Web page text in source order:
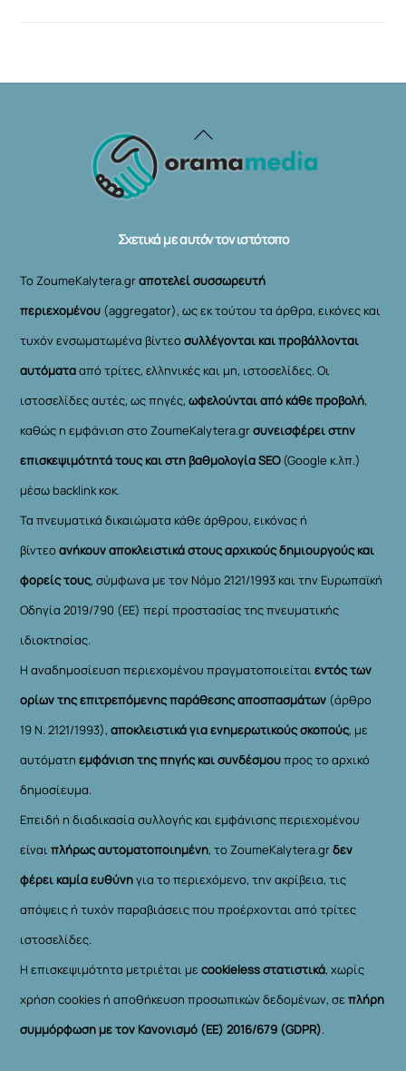
Back
To
Σχετικά με αυτόν τον ιστότοπο
Το ZoumeKalytera.grαποτελεί συσσωρευτή
περιεχομένου (aggregator), ως εκ τούτου τα άρθρα, εικόνες και
τυχόν ενσωματωμένα βίντεοσυλλέγονται και προβάλλονται
αυτόματααπό τρίτες, ελληνικές και μη, ιστοσελίδες. Οι
ιστοσελίδες αυτές, ως πηγές,ωφελούνται από κάθε προβολή,
καθώς η εμφάνιση στο ZoumeKalytera.grσυνεισφέρει στην
επισκεψιμότητά τους και στη βαθμολογία SEO(Google κ.λπ.)
μέσω backlink κοκ.
Τα πνευματικά δικαιώματα κάθε άρθρου, εικόνας ή
βίντεοανήκουν αποκλειστικά στους αρχικούς δημιουργούς και
φορείς τους, σύμφωνα με τον Νόμο 2121/1993 και την Ευρωπαϊκή
Οδηγία 2019/790 (ΕΕ) περί προστασίας της πνευματικής
ιδιοκτησίας.
Η αναδημοσίευση περιεχομένου πραγματοποιείταιεντός των
ορίων της επιτρεπόμενης παράθεσης αποσπασμάτων (άρθρο
19 Ν. 2121/1993), αποκλειστικά για ενημερωτικούς σκοπούς, με
αυτόματηεμφάνιση της πηγής και συνδέσμουπρος το αρχικό
δημοσίευμα.
Επειδή η διαδικασία συλλογής και εμφάνισης περιεχομένου
είναιπλήρως αυτοματοποιημένη, το ZoumeKalytera.grδεν
φέρει καμία ευθύνηγια το περιεχόμενο, την ακρίβεια, τις
απόψεις ή τυχόν παραβιάσεις που προέρχονται από τρίτες
ιστοσελίδες.
Η επισκεψιμότητα μετριέται μεcookieless στατιστικά, χωρίς
χρήση cookies ή αποθήκευση προσωπικών δεδομένων, σεπλήρη
συμμόρφωση με τον Κανονισμό (ΕΕ) 2016/679 (GDPR).